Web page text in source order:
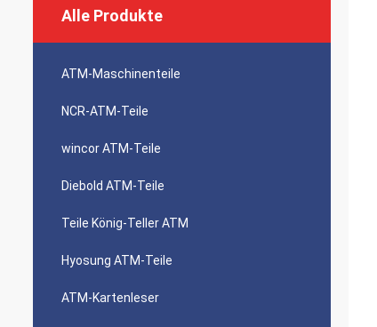
Alle Produkte
ATM-Maschinenteile
NCR-ATM-Teile
wincor ATM-Teile
Diebold ATM-Teile
Teile König-Teller ATM
Hyosung ATM-Teile
ATM-Kartenleser